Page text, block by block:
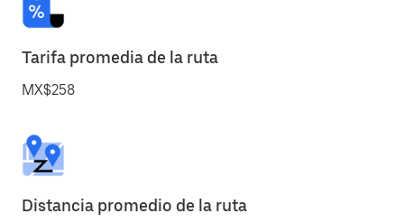
Tarifa promedia de la ruta
MX$258
Distancia promedio de la ruta